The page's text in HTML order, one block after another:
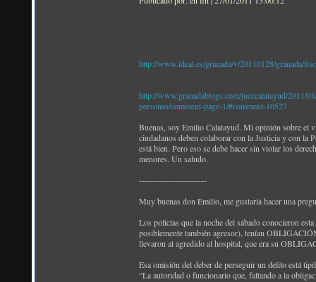
http://www.ideal.es/granada/v/20110128/granada/
http://www.granadablogs.com/juezcalatayud/2011/
personas/comment-page-1/#comment-10527
Buenas, soy Emilio Calatayud. Mi opinión sobre el
ciudadanos deben colaborar con la Justicia y con la
está bien. Pero eso se debe hacer sin violar los
menores. Un saludo.
------------------------
Muy buenas don Emilio, me gustaría hacer una
Los policías que la noche del sábado conocieron
posiblemente también agresor), tenían
llevaron al agredido al hospital, que era su
Esa omisión del deber de perseguir un delito está
“La autoridad o funcionario que, faltando a la